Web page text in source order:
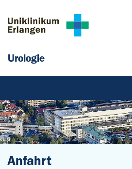
Urologie
Anfahrt